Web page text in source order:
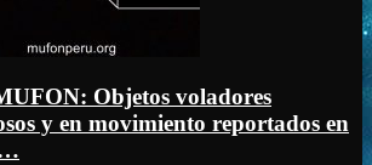
Objetos voladores
y en movimiento reportados en